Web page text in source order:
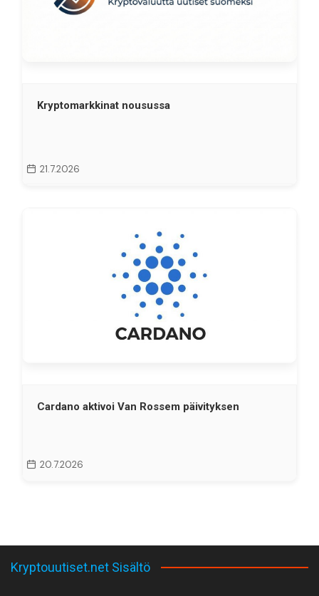
Kryptomarkkinat nousussa
21.7.2026
Cardano aktivoi Van Rossem päivityksen
20.7.2026
Kryptouutiset.net Sisältö